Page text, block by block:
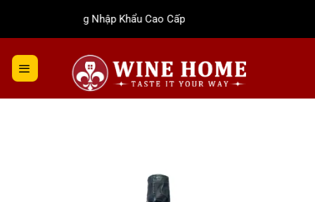
dung
Rượu Vang Nhập Khẩu Cao Cấp